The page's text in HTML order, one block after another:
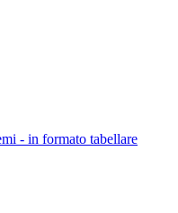
- in formato tabellare